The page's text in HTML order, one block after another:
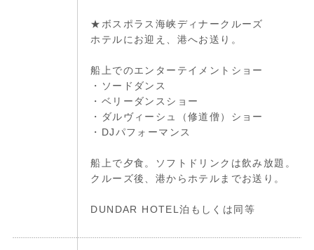
★ボスポラス海峡ディナークルーズ
ホテルにお迎え、港へお送り。
船上でのエンターテイメントショー
・ソードダンス
・ベリーダンスショー
・ダルヴィーシュ（修道僧）ショー
・DJパフォーマンス
船上で夕食。ソフトドリンクは飲み放題。
クルーズ後、港からホテルまでお送り。
DUNDAR HOTEL泊もしくは同等